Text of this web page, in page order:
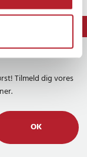
Tilmeld dig vores
OK